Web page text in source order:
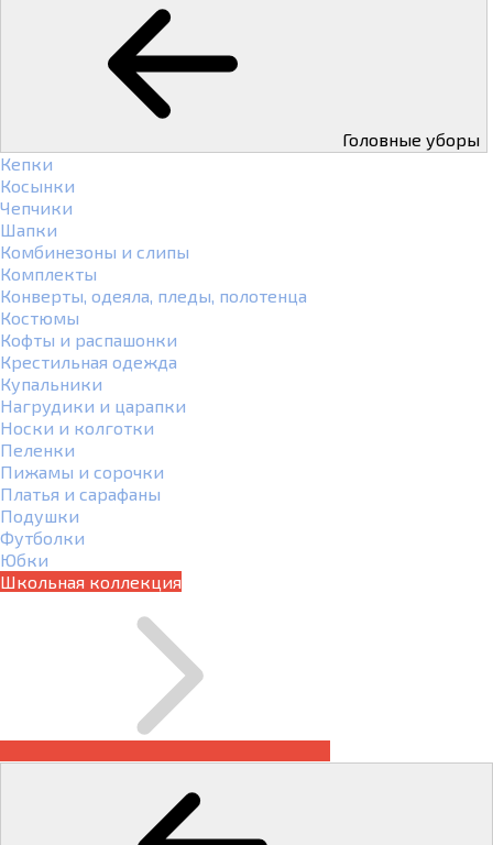
Головные уборы
Кепки
Косынки
Чепчики
Шапки
Комбинезоны и слипы
Комплекты
Конверты, одеяла, пледы, полотенца
Костюмы
Кофты и распашонки
Крестильная одежда
Купальники
Нагрудики и царапки
Носки и колготки
Пеленки
Пижамы и сорочки
Платья и сарафаны
Подушки
Футболки
Юбки
Школьная коллекция